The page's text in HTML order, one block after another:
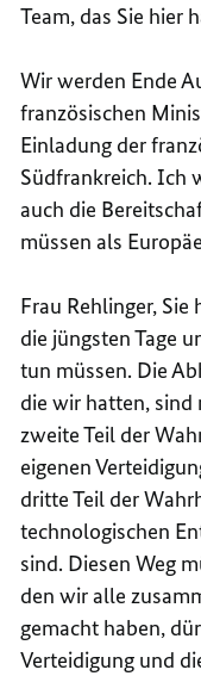
Team, das Sie hier
Wir werden Ende
französischen
Einladung der
Südfrankreich. Ich
auch die
müssen als
Frau Rehlinger, Sie
die jüngsten Tage
tun müssen. Die
die wir hatten, sind
zweite Teil der
eigenen
dritte Teil der
technologischen
sind. Diesen Weg
den wir alle
gemacht haben,
Verteidigung und